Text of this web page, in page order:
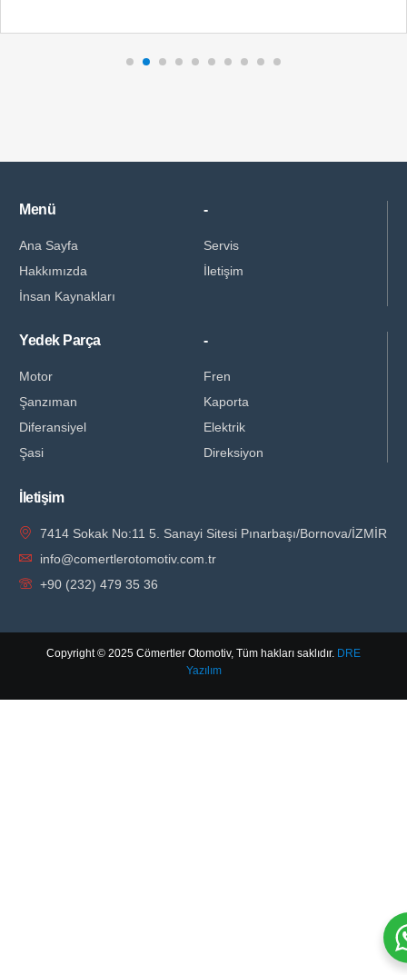
Menü
Ana Sayfa
Hakkımızda
İnsan Kaynakları
-
Servis
İletişim
Yedek Parça
Motor
Şanzıman
Diferansiyel
Şasi
-
Fren
Kaporta
Elektrik
Direksiyon
İletişim
7414 Sokak No:11 5. Sanayi Sitesi Pınarbaşı/Bornova/İZMİR
info@comertlerotomotiv.com.tr
+90 (232) 479 35 36
Copyright © 2025 Cömertler Otomotiv, Tüm hakları saklıdır. DRE
Yazılım